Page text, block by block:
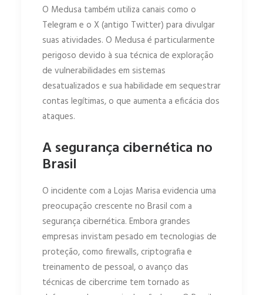
O Medusa também utiliza canais como o
Telegram e o X (antigo Twitter) para divulgar
suas atividades. O Medusa é particularmente
perigoso devido à sua técnica de exploração
de vulnerabilidades em sistemas
desatualizados e sua habilidade em sequestrar
contas legítimas, o que aumenta a eficácia dos
ataques.
A segurança cibernética no
Brasil
O incidente com a Lojas Marisa evidencia uma
preocupação crescente no Brasil com a
segurança cibernética. Embora grandes
empresas invistam pesado em tecnologias de
proteção, como firewalls, criptografia e
treinamento de pessoal, o avanço das
técnicas de cibercrime tem tornado as